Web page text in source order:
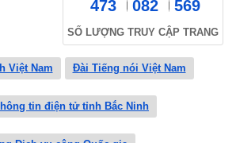
473 082 569
SỐ LƯỢNG TRUY CẬP TRANG
Việt Nam Đài Tiếng nói Việt Nam
tin điện tử tỉnh Bắc Ninh